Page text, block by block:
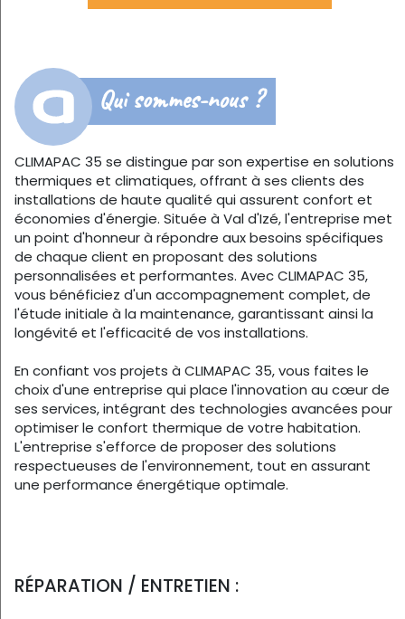
Qui sommes-nous ?
CLIMAPAC 35 se distingue par son expertise en solutions
thermiques et climatiques, offrant à ses clients des
installations de haute qualité qui assurent confort et
économies d'énergie. Située à Val d'Izé, l'entreprise met
un point d'honneur à répondre aux besoins spécifiques
de chaque client en proposant des solutions
personnalisées et performantes. Avec CLIMAPAC 35,
vous bénéficiez d'un accompagnement complet, de
l'étude initiale à la maintenance, garantissant ainsi la
longévité et l'efficacité de vos installations.
En confiant vos projets à CLIMAPAC 35, vous faites le
choix d'une entreprise qui place l'innovation au cœur de
ses services, intégrant des technologies avancées pour
optimiser le confort thermique de votre habitation.
L'entreprise s'efforce de proposer des solutions
respectueuses de l'environnement, tout en assurant
une performance énergétique optimale.
RÉPARATION / ENTRETIEN :